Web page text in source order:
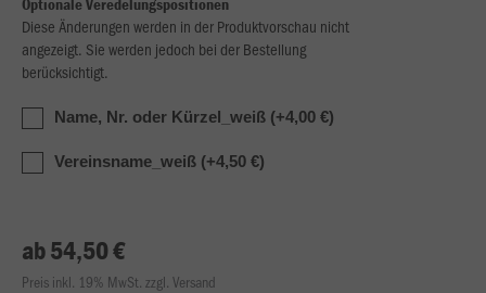
Diese Änderungen werden in der Produktvorschau nicht
angezeigt. Sie werden jedoch bei der Bestellung
berücksichtigt.
Name, Nr. oder Kürzel_weiß (+4,00 €)
Vereinsname_weiß (+4,50 €)
ab 54,50 €
Preis inkl. 19% MwSt. zzgl. Versand